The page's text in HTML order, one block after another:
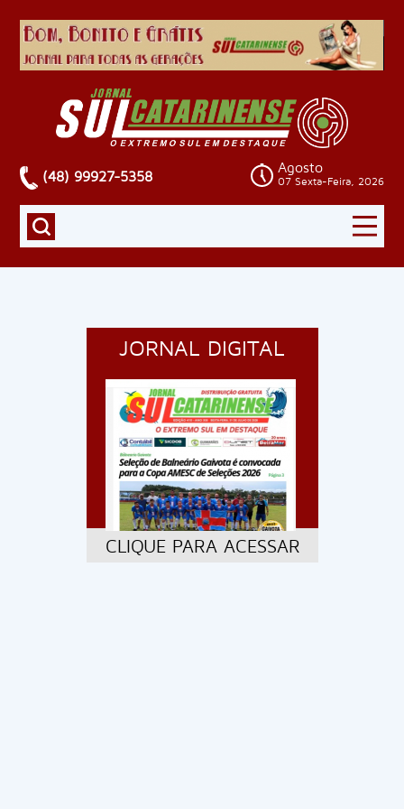
(48) 99927-5358
Agosto
07 Sexta-Feira, 2026
JORNAL DIGITAL
CLIQUE PARA ACESSAR